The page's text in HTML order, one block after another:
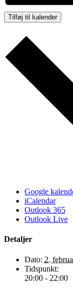
Tilføj til kalender
Google
iCalendar
Outlook 365
Outlook Live
Detaljer
Dato: 2.
Tidspunkt:
20:00 - 22:00